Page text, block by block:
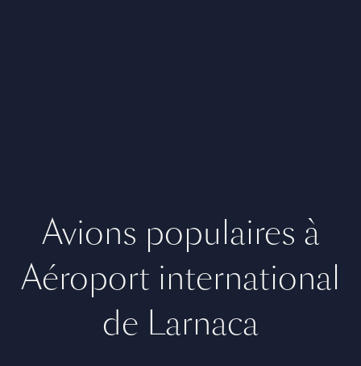
Avions populaires à
Aéroport international
de Larnaca